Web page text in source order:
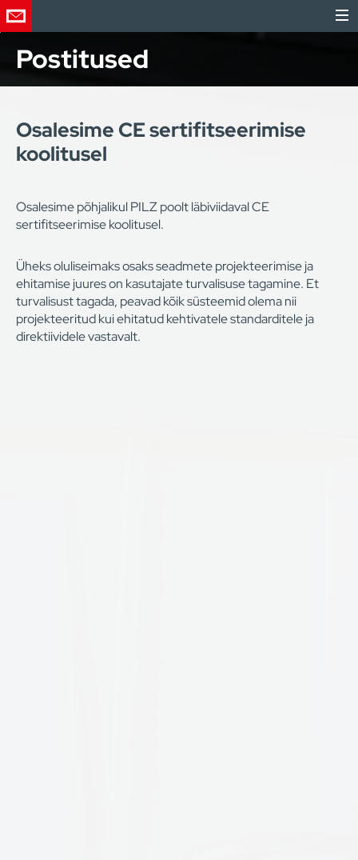
Postitused
Osalesime CE sertifitseerimise
koolitusel
Osalesime põhjalikul PILZ poolt läbiviidaval CE
sertifitseerimise koolitusel.
Üheks oluliseimaks osaks seadmete projekteerimise ja
ehitamise juures on kasutajate turvalisuse tagamine. Et
turvalisust tagada, peavad kõik süsteemid olema nii
projekteeritud kui ehitatud kehtivatele standarditele ja
direktiividele vastavalt.